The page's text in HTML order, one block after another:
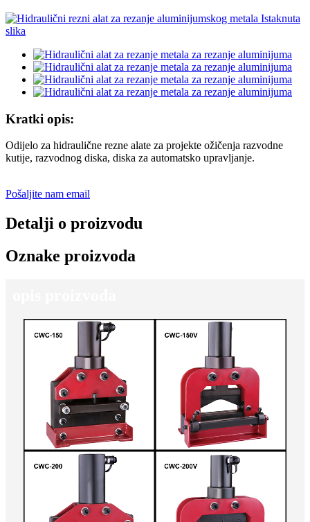
Kratki opis:
Odijelo za hidraulične rezne alate za projekte ožičenja razvodne
kutije, razvodnog diska, diska za automatsko upravljanje.
Pošaljite nam email
Detalji o proizvodu
Oznake proizvoda